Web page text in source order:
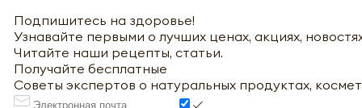
Подпишитесь на здоровье!
Узнавайте первыми о лучших ценах, акциях,
Читайте наши рецепты, статьи.
Получайте бесплатные
Советы экспертов о натуральных продуктах,